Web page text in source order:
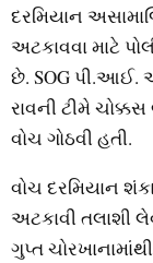
દરમિયાન
અટકાવવા માટે
છે. SOG
રાવની ટીમે
વોચ ગોઠવી હતી.
વોચ દરમિયાન
અટકાવી તલાશી
ગુપ્ત